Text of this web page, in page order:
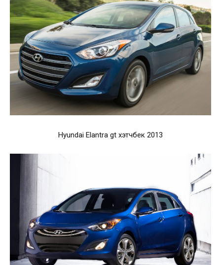
Hyundai Elantra gt хэтчбек 2013